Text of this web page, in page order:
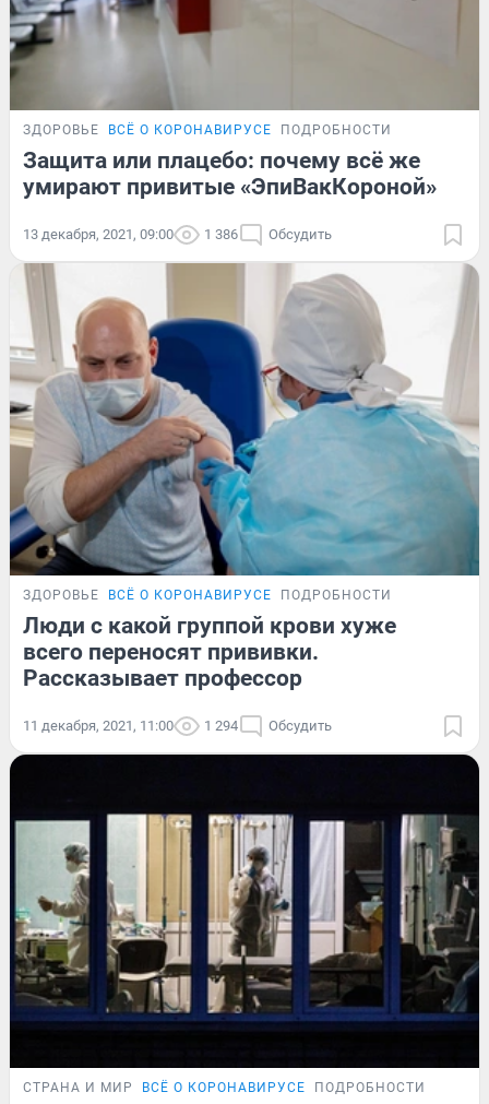
ЗДОРОВЬЕ ВСЁ О КОРОНАВИРУСЕ ПОДРОБНОСТИ
Защита или плацебо: почему всё же
умирают привитые «ЭпиВакКороной»
13 декабря, 2021, 09:00 1 386 Обсудить
ЗДОРОВЬЕ ВСЁ О КОРОНАВИРУСЕ ПОДРОБНОСТИ
Люди с какой группой крови хуже
всего переносят прививки.
Рассказывает профессор
11 декабря, 2021, 11:00 1 294 Обсудить
СТРАНА И МИР ВСЁ О КОРОНАВИРУСЕ ПОДРОБНОСТИ